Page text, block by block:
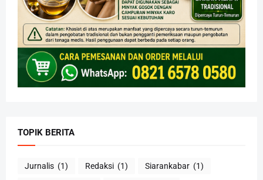
TOPIK BERITA
Jurnalis (1) Redaksi (1) Siarankabar (1)